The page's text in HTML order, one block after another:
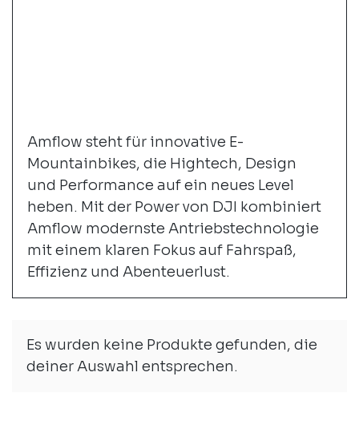
Amflow steht für innovative E-
Mountainbikes, die Hightech, Design
und Performance auf ein neues Level
heben. Mit der Power von DJI kombiniert
Amflow modernste Antriebstechnologie
mit einem klaren Fokus auf Fahrspaß,
Effizienz und Abenteuerlust.
Es wurden keine Produkte gefunden, die
deiner Auswahl entsprechen.